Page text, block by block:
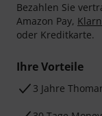
Bezahlen Sie
Amazon Pay,
oder Kreditkarte.
Ihre Vorteile
3 Jahre